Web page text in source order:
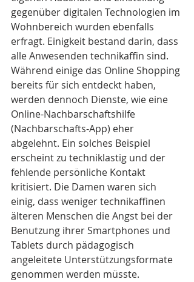
gegenüber digitalen Technologien im
Wohnbereich wurden ebenfalls
erfragt. Einigkeit bestand darin, dass
alle Anwesenden technikaffin sind.
Während einige das Online Shopping
bereits für sich entdeckt haben,
werden dennoch Dienste, wie eine
Online-Nachbarschaftshilfe
(Nachbarschafts-App) eher
abgelehnt. Ein solches Beispiel
erscheint zu techniklastig und der
fehlende persönliche Kontakt
kritisiert. Die Damen waren sich
einig, dass weniger technikaffinen
älteren Menschen die Angst bei der
Benutzung ihrer Smartphones und
Tablets durch pädagogisch
angeleitete Unterstützungsformate
genommen werden müsste.